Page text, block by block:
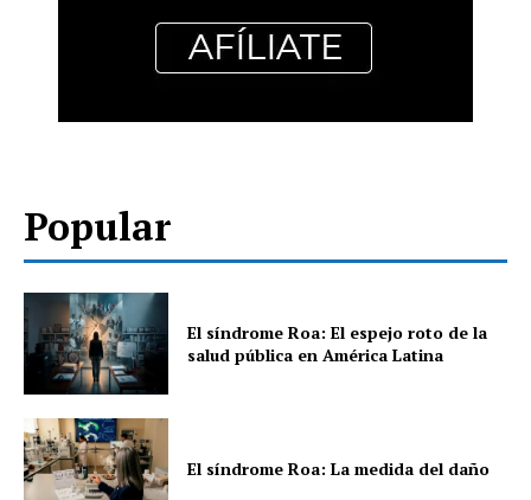
Popular
El síndrome Roa: El espejo roto de la
salud pública en América Latina
El síndrome Roa: La medida del daño